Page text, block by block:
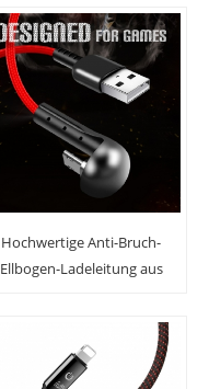
Autoladegerät
Hochwertige Anti-Bruch-
Ellbogen-Ladeleitung aus
Nylonmaterial. Schnelles
USB-Spiel-Ladekabel